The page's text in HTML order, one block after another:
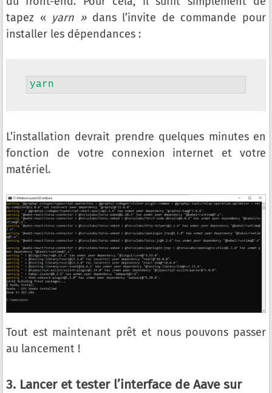
tapez « yarn »dans l’invite de commande pour
installer les dépendances :
yarn
L’installation devrait prendre quelques minutes en
fonction de votre connexion internet et votre
matériel.
Tout est maintenant prêt et nous pouvons passer
au lancement !
3. Lancer et tester l’interface de Aave sur